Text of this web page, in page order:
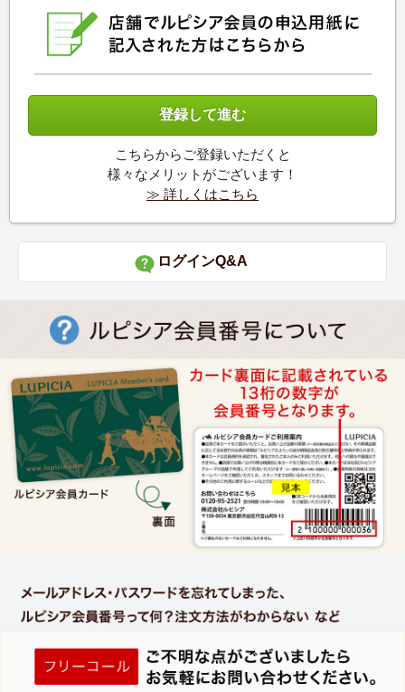
こちらからご登録いただくと
様々なメリットがございます！
≫ 詳しくはこちら